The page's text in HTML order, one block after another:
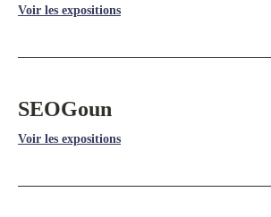
Voir les expositions
SEOGoun
Voir les expositions